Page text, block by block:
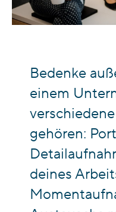
Bedenke
einem
gehören:
deines